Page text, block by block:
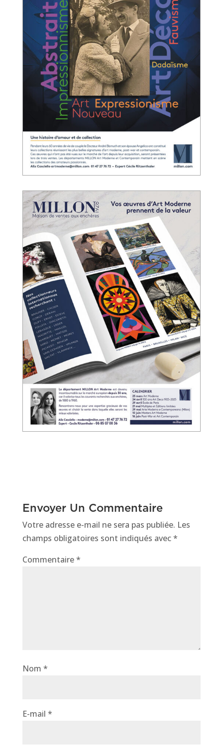
Envoyer Un Commentaire
Votre adresse e-mail ne sera pas publiée. Les
champs obligatoires sont indiqués avec*
Commentaire*
Nom *
E-mail *